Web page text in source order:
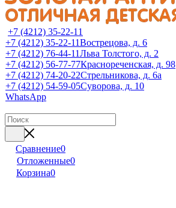
+7 (4212) 35-22-11
+7 (4212) 35-22-11Вострецова, д. 6
+7 (4212) 76-44-11Льва Толстого, д. 2
+7 (4212) 56-77-77Краснореченская, д. 98
+7 (4212) 74-20-22Стрельникова, д. 6а
+7 (4212) 54-59-05Суворова, д. 10
WhatsApp
Сравнение0
Отложенные0
Корзина0